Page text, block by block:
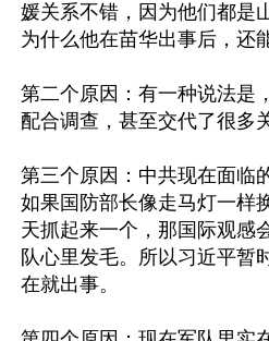
媛关系不错，因为他们都是
为什么他在苗华出事后，还
第二个原因：有一种说法是
配合调查，甚至交代了很多
第三个原因：中共现在面临
如果国防部长像走马灯一样
天抓起来一个，那国际观感
队心里发毛。所以习近平暂
在就出事。